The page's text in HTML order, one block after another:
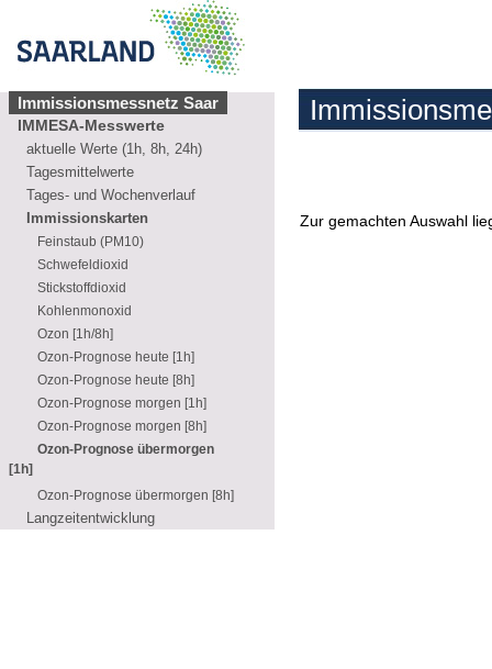
Immissionsmessnetz Saar
IMMESA-Messwerte
aktuelle Werte (1h, 8h, 24h)
Tagesmittelwerte
Tages- und Wochenverlauf
Immissionskarten
Feinstaub (PM10)
Schwefeldioxid
Stickstoffdioxid
Kohlenmonoxid
Ozon [1h/8h]
Ozon-Prognose heute [1h]
Ozon-Prognose heute [8h]
Ozon-Prognose morgen [1h]
Ozon-Prognose morgen [8h]
Ozon-Prognose übermorgen
[1h]
Ozon-Prognose übermorgen [8h]
Langzeitentwicklung
Zur gemachten Auswahl